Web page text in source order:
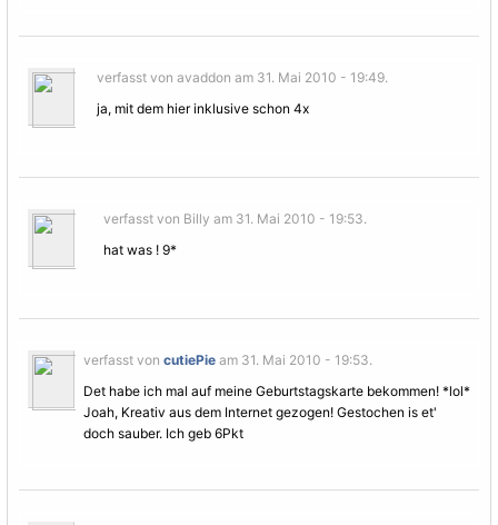
verfasst von avaddon am 31. Mai 2010 - 19:49.
ja, mit dem hier inklusive schon 4x
verfasst von Billy am 31. Mai 2010 - 19:53.
hat was ! 9*
verfasst von cutiePieam 31. Mai 2010 - 19:53.
Det habe ich mal auf meine Geburtstagskarte bekommen! *lol*
Joah, Kreativ aus dem Internet gezogen! Gestochen is et'
doch sauber. Ich geb 6Pkt